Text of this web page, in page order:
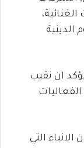
الدينية
ان نقيب
التي